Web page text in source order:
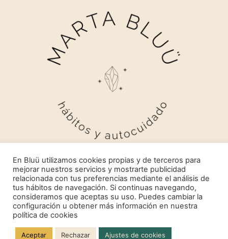
MARTA BLUÜ 2024
En Bluü utilizamos cookies propias y de terceros para
mejorar nuestros servicios y mostrarte publicidad
relacionada con tus preferencias mediante el análisis de
tus hábitos de navegación. Si continuas navegando,
consideramos que aceptas su uso. Puedes cambiar la
configuración u obtener más información en nuestra
política de cookies
Aceptar Rechazar Ajustes de cookies